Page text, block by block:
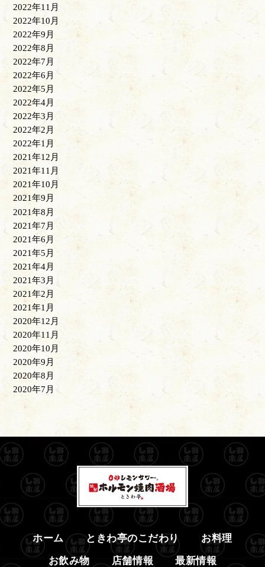
2022年11月
2022年10月
2022年9月
2022年8月
2022年7月
2022年6月
2022年5月
2022年4月
2022年3月
2022年2月
2022年1月
2021年12月
2021年11月
2021年10月
2021年9月
2021年8月
2021年7月
2021年6月
2021年5月
2021年4月
2021年3月
2021年2月
2021年1月
2020年12月
2020年11月
2020年10月
2020年9月
2020年8月
2020年7月
ホーム ときわ亭のこだわり お料理
お飲み物 店舗情報 最新情報